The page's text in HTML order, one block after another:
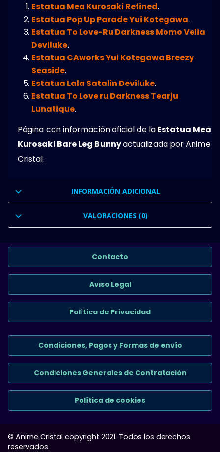
Estatua Mea Kurosaki Refined.
Estatua Pop Up Parade Yui Kotegawa.
Estatua To Love-Ru Darkness Momo Velia
Deviluke.
Estatua CAworks Yui Kotegawa Breezy
Seaside.
Estatua Lala Satalin Deviluke.
Estatua To Love ru Darkness Tearju
Lunatique.
Página con información oficial de laEstatua Mea
Kurosaki Bare Leg Bunnyactualizada por Anime
Cristal.
INFORMACIÓN ADICIONAL
VALORACIONES (0)
Contacto
Aviso Legal
Política de Privacidad
Condiciones, Pagos y Formas de envío
Condiciones Generales de Contratación
Política de cookies
© Anime Cristal copyright 2021. Todos los derechos
reservados.